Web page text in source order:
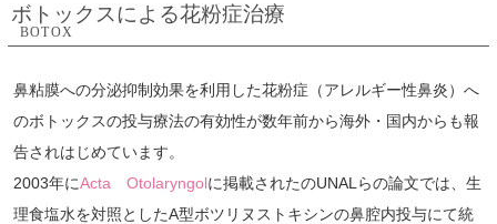
ボトックスによる花粉症治療
BOTOX
鼻粘膜への分泌抑制効果を利用した花粉症（アレルギー性鼻炎）へ
のボトックスの投与療法の有効性が数年前から海外・国内からも報
告されはじめています。
2003年にActa Otolaryngolに掲載されたのUNALらの論文では、生
理食塩水を対照としたA型ボツリヌストキシンの鼻腔内投与にて統